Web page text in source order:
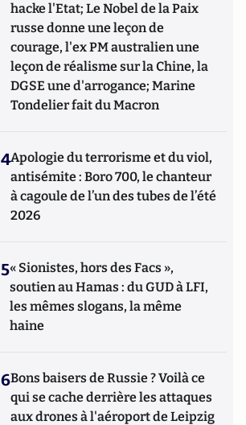
hacke l'Etat; Le Nobel de la Paix
russe donne une leçon de
courage, l'ex PM australien une
leçon de réalisme sur la Chine, la
DGSE une d'arrogance; Marine
Tondelier fait du Macron
4Apologie du terrorisme et du viol,
antisémite : Boro 700, le chanteur
à cagoule de l’un des tubes de l’été
2026
5« Sionistes, hors des Facs »,
soutien au Hamas : du GUD à LFI,
les mêmes slogans, la même
haine
6Bons baisers de Russie ? Voilà ce
qui se cache derrière les attaques
aux drones à l'aéroport de Leipzig